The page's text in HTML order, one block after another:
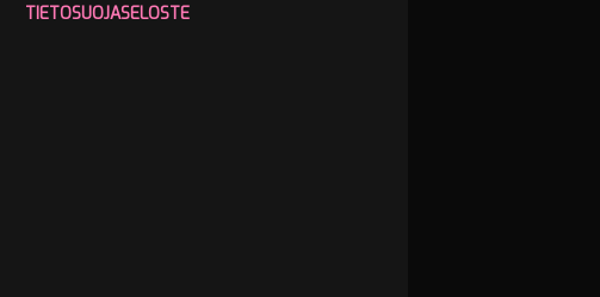
TIETOSUOJASELOSTE